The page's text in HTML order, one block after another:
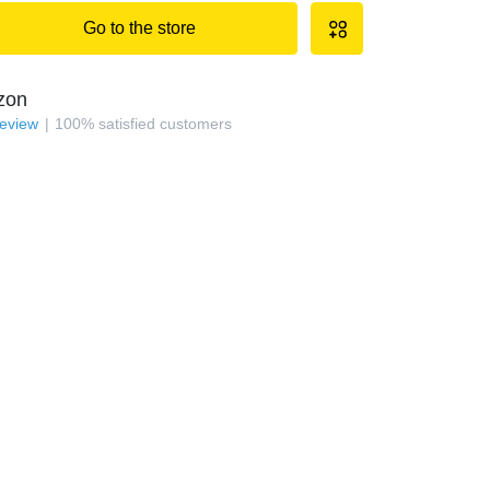
Go to the store
100% satisfied customers